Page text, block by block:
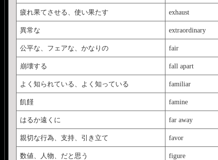
疲れ果てさせる、使い果たす exhaust
異常な extraordinary
公平な、フェアな、かなりの fair
崩壊する fall apart
よく知られている、よく知っている familiar
飢饉 famine
はるか遠くに far away
親切な行為、支持、引き立て favor
数値、人物、だと思う figure